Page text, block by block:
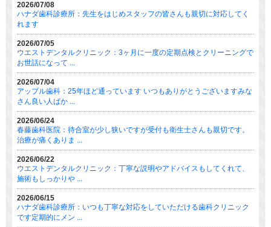
2026/07/08
ハナダ歯科診療所：先生をはじめスタッフの皆さんも親切に対応してく
れます
2026/07/05
ウエストデンタルクリニック：3ヶ月に一度の定期点検とクリーニングで
お世話になって ...
2026/07/04
アップル歯科：25年ほど通っています いつもありがとうございますみな
さん良い人ばか ...
2026/06/24
春藤歯科医院：待合室が少し狭いですが受付も衛生士さんも親切です。
治療が痛くありま ...
2026/06/22
ウエストデンタルクリニック：丁寧な説明やアドバイスもしてくれて、
施術もしっかりや ...
2026/06/15
ハナダ歯科診療所：いつも丁寧な対応をしていただける歯科クリニック
です定期的にメン ...